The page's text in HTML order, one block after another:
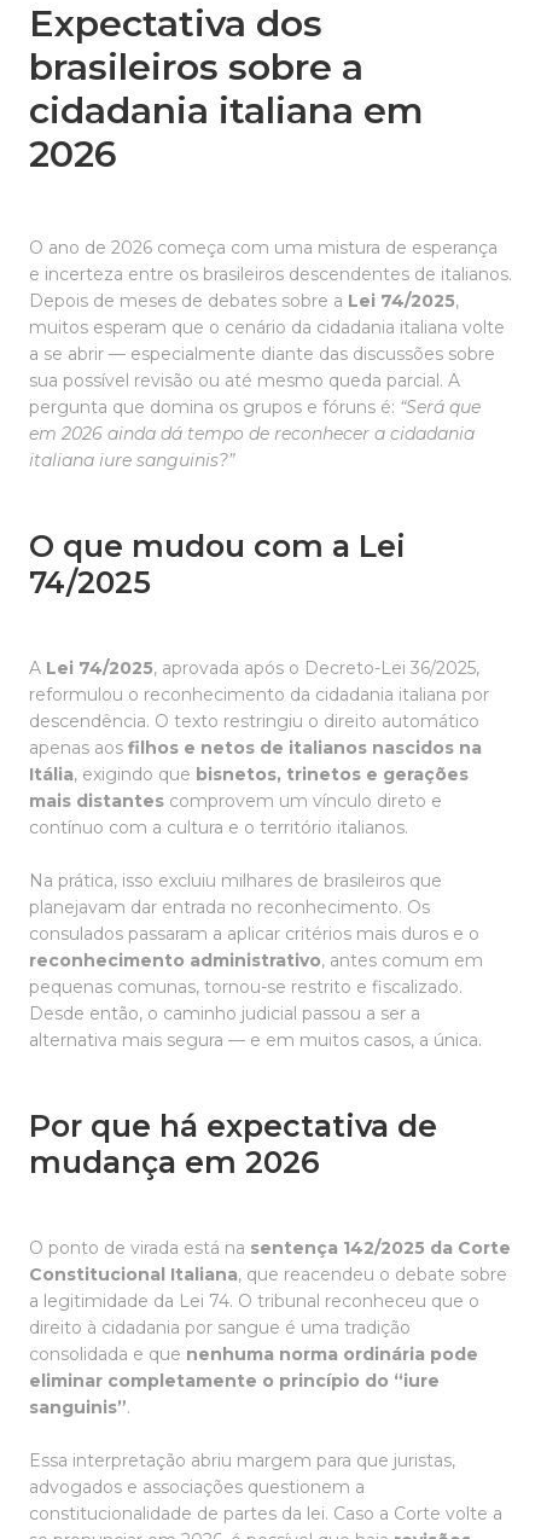
Expectativa dos
brasileiros sobre a
cidadania italiana em
2026
O ano de 2026 começa com uma mistura de esperança
e incerteza entre os brasileiros descendentes de italianos.
Depois de meses de debates sobre a Lei 74/2025,
muitos esperam que o cenário da cidadania italiana volte
a se abrir — especialmente diante das discussões sobre
sua possível revisão ou até mesmo queda parcial. A
pergunta que domina os grupos e fóruns é: “Será que
em 2026 ainda dá tempo de reconhecer a cidadania
italiana iure sanguinis?”
O que mudou com a Lei
74/2025
A Lei 74/2025, aprovada após o Decreto-Lei 36/2025,
reformulou o reconhecimento da cidadania italiana por
descendência. O texto restringiu o direito automático
apenas aos filhos e netos de italianos nascidos na
Itália, exigindo que bisnetos, trinetos e gerações
mais distantes comprovem um vínculo direto e
contínuo com a cultura e o território italianos.
Na prática, isso excluiu milhares de brasileiros que
planejavam dar entrada no reconhecimento. Os
consulados passaram a aplicar critérios mais duros e o
reconhecimento administrativo, antes comum em
pequenas comunas, tornou-se restrito e fiscalizado.
Desde então, o caminho judicial passou a ser a
alternativa mais segura — e em muitos casos, a única.
Por que há expectativa de
mudança em 2026
O ponto de virada está na sentença 142/2025 da Corte
Constitucional Italiana, que reacendeu o debate sobre
a legitimidade da Lei 74. O tribunal reconheceu que o
direito à cidadania por sangue é uma tradição
consolidada e que nenhuma norma ordinária pode
eliminar completamente o princípio do “iure
sanguinis”.
Essa interpretação abriu margem para que juristas,
advogados e associações questionem a
constitucionalidade de partes da lei. Caso a Corte volte a